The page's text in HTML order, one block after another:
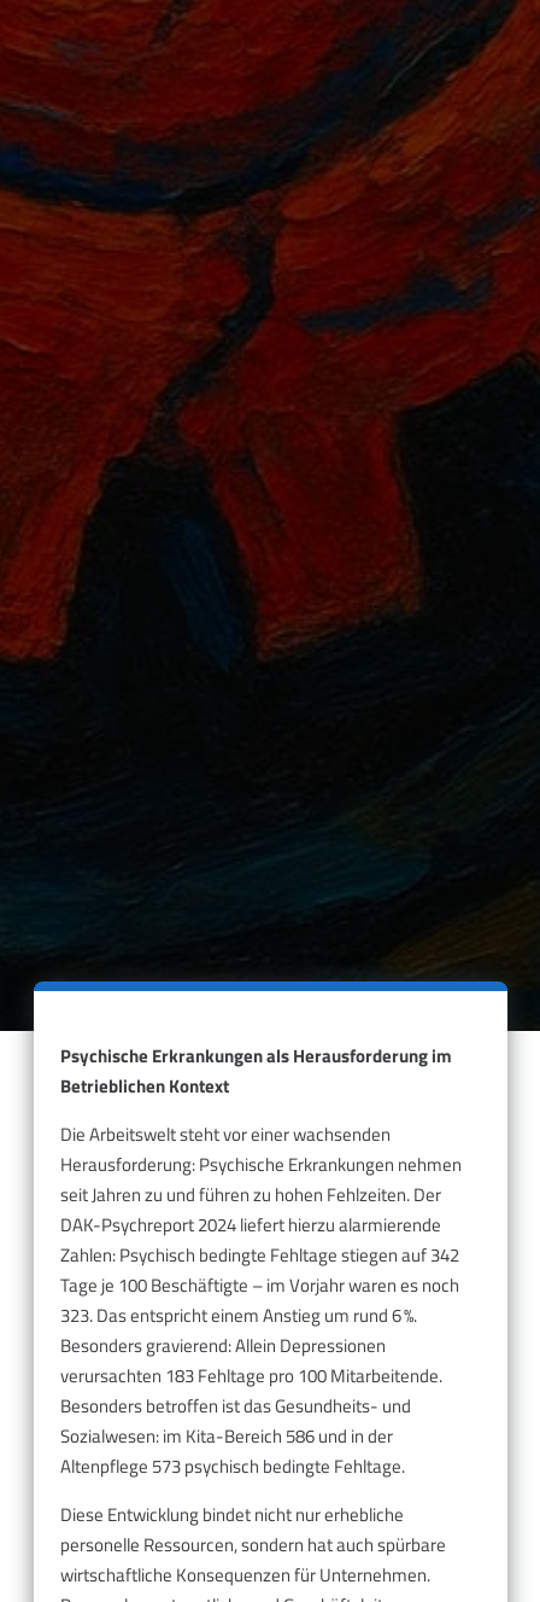
Psychische Erkrankungen als Herausforderung im
Betrieblichen Kontext
Die Arbeitswelt steht vor einer wachsenden
Herausforderung: Psychische Erkrankungen nehmen
seit Jahren zu und führen zu hohen Fehlzeiten. Der
DAK-Psychreport 2024 liefert hierzu alarmierende
Zahlen: Psychisch bedingte Fehltage stiegen auf 342
Tage je 100 Beschäftigte – im Vorjahr waren es noch
323. Das entspricht einem Anstieg um rund 6 %.
Besonders gravierend: Allein Depressionen
verursachten 183 Fehltage pro 100 Mitarbeitende.
Besonders betroffen ist das Gesundheits- und
Sozialwesen: im Kita-Bereich 586 und in der
Altenpflege 573 psychisch bedingte Fehltage.
Diese Entwicklung bindet nicht nur erhebliche
personelle Ressourcen, sondern hat auch spürbare
wirtschaftliche Konsequenzen für Unternehmen.